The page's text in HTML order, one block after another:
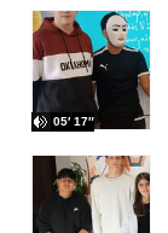
05′ 17″